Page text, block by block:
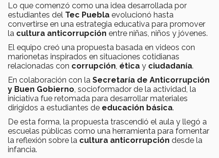
Lo que comenzó como una idea desarrollada por
estudiantes del Tec Puebla evolucionó hasta
convertirse en una estrategia educativa para promover
la cultura anticorrupción entre niñas, niños y jóvenes.
El equipo creó una propuesta basada en videos con
marionetas inspirados en situaciones cotidianas
relacionadas con corrupción ética y ciudadanía.
En colaboración con la Secretaría de Anticorrupción
y Buen Gobierno , socioformador de la actividad, la
iniciativa fue retomada para desarrollar materiales
dirigidos a estudiantes de educación básica.
De esta forma, la propuesta trascendió el aula y llegó a
escuelas públicas como una herramienta para fomentar
la reflexión sobre la cultura anticorrupción desde la
infancia.